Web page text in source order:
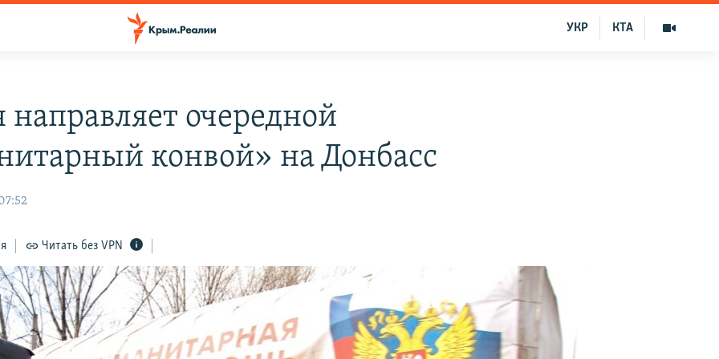
КТА
УКР
направляет очередной
конвой» на Донбасс
Читать без VPN